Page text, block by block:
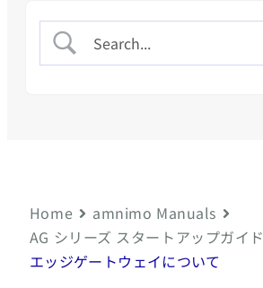
Home
amnimo Manuals
AG シリーズ スタートアップガイド
エッジゲートウェイについて